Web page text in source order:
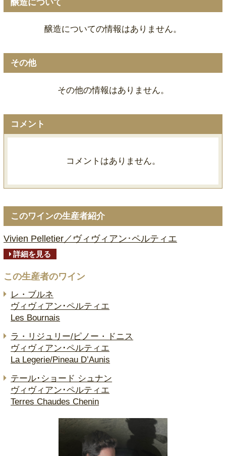
醸造について
醸造についての情報はありません。
その他
その他の情報はありません。
コメント
コメントはありません。
このワインの生産者紹介
Vivien Pelletier／ヴィヴィアン･ペルティエ
詳細を見る
この生産者のワイン
レ・ブルネ
ヴィヴィアン･ペルティエ
Les Bournais
ラ・リジュリー/ピノー・ドニス
ヴィヴィアン･ペルティエ
La Legerie/Pineau D’Aunis
テール･ショード シュナン
ヴィヴィアン･ペルティエ
Terres Chaudes Chenin